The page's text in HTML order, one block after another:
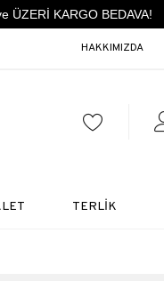
KARGO BEDAVA!
HAKKIMIZDA
TERLİK